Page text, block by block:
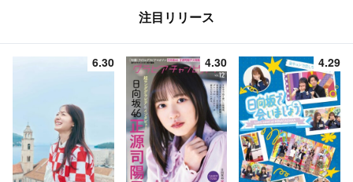
注目リリース
6.30 4.30 4.29